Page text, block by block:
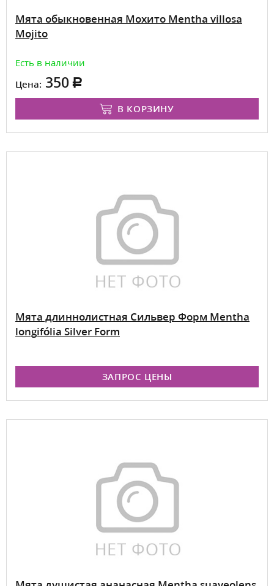
Мята обыкновенная Мохито Mentha villosa
Mojito
Есть в наличии
Цена: 350
В КОРЗИНУ
Мята длиннолистная Сильвер Форм Mentha
longifólia Silver Form
ЗАПРОС ЦЕНЫ